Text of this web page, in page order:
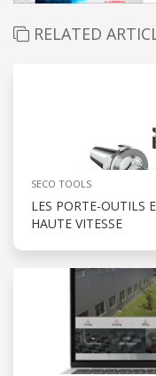
RELATED
SECO TOOLS
LES PORTE-OUTILS
HAUTE VITESSE